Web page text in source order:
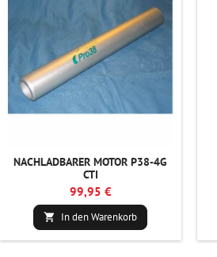
NACHLADBARER MOTOR P38-4G
CTI
99,95 €
 In den Warenkorb